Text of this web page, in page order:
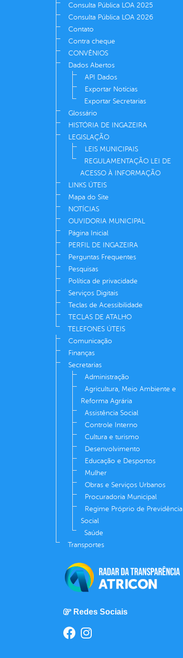
Consulta Pública LOA 2025
Consulta Pública LOA 2026
Contato
Contra cheque
CONVÊNIOS
Dados Abertos
API Dados
Exportar Notícias
Exportar Secretarias
Glossário
HISTÓRIA DE INGAZEIRA
LEGISLAÇÃO
LEIS MUNICIPAIS
REGULAMENTAÇÃO LEI DE
ACESSO À INFORMAÇÃO
LINKS ÚTEIS
Mapa do Site
NOTÍCIAS
OUVIDORIA MUNICIPAL
Página Inicial
PERFIL DE INGAZEIRA
Perguntas Frequentes
Pesquisas
Política de privacidade
Serviços Digitais
Teclas de Acessibilidade
TECLAS DE ATALHO
TELEFONES ÚTEIS
Comunicação
Finanças
Secretarias
Administração
Agricultura, Meio Ambiente e
Reforma Agrária
Assistência Social
Controle Interno
Cultura e turismo
Desenvolvimento
Educação e Desportos
Mulher
Obras e Serviços Urbanos
Procuradoria Municipal
Regime Próprio de Previdência
Social
Saúde
Transportes
Redes Sociais